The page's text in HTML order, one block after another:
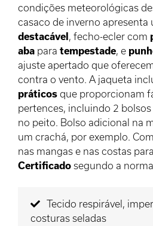
condições meteorológicas
casaco de inverno apresenta
destacável , fecho-ecler com
aba para tempestade, e
ajuste apertado que
contra o vento. A jaqueta
práticos que proporcionam
pertences, incluindo 2
no peito. Bolso adicional na
um crachá, por exemplo. Com
nas mangas e nas costas
Certificado segundo a
Tecido respirável,
costuras seladas